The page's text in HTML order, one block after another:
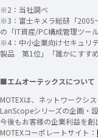
※2：当社調べ
※3：富士キメラ総研「
の「IT資産/PC構成管理ツー
※4：中小企業向けセキュリ
製品 第1位」「誰かにすす
■エムオーテックスについて
MOTEXは、ネットワークシ
LanScopeシリーズの企画・
今後もお客様の企業利益を創
MOTEXコーポレートサイト：